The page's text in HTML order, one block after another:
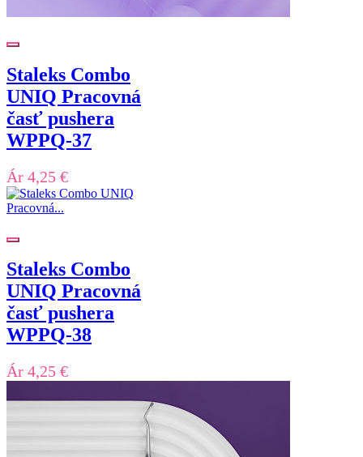
Staleks Combo
UNIQ Pracovná
časť pushera
WPPQ-37
Ár 4,25 €
Staleks Combo
UNIQ Pracovná
časť pushera
WPPQ-38
Ár 4,25 €